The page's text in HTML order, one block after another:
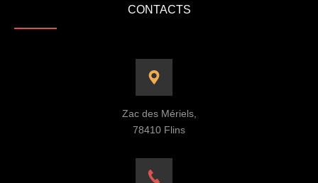
CONTACTS
Zac des Mériels,
78410 Flins